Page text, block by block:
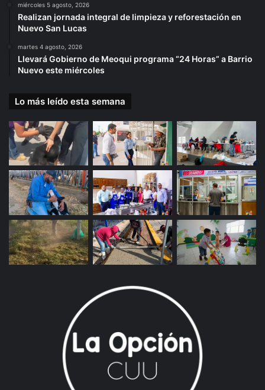
miércoles 5 agosto, 2026
Realizan jornada integral de limpieza y reforestación en
Nuevo San Lucas
martes 4 agosto, 2026
Llevará Gobierno de Meoqui programa “24 Horas” a Barrio
Nuevo este miércoles
Lo más leído esta semana